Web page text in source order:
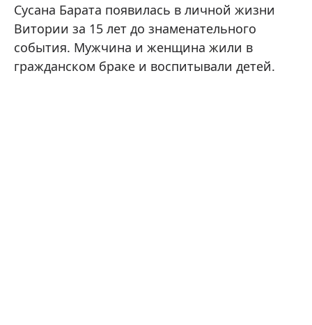
Сусана Барата появилась в личной жизни
Витории за 15 лет до знаменательного
события. Мужчина и женщина жили в
гражданском браке и воспитывали детей.